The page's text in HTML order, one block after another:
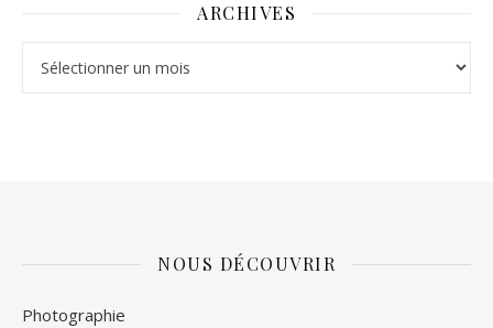
ARCHIVES
NOUS DÉCOUVRIR
Photographie